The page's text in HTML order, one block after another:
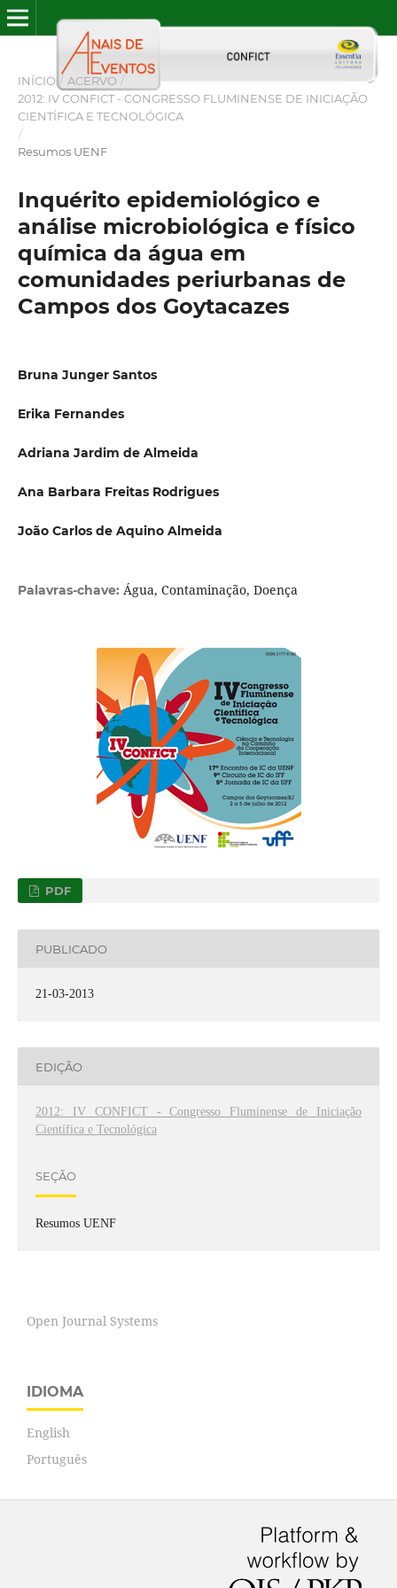
INÍCIO / ACERVO /
2012: IV CONFICT - CONGRESSO FLUMINENSE DE INICIAÇÃO
CIENTÍFICA E TECNOLÓGICA
/
Resumos UENF
Inquérito epidemiológico e
análise microbiológica e físico
química da água em
comunidades periurbanas de
Campos dos Goytacazes
Bruna Junger Santos
Erika Fernandes
Adriana Jardim de Almeida
Ana Barbara Freitas Rodrigues
João Carlos de Aquino Almeida
Palavras-chave: Água, Contaminação, Doença
PDF
PUBLICADO
21-03-2013
EDIÇÃO
2012: IV CONFICT - Congresso Fluminense de Iniciação
Científica e Tecnológica
SEÇÃO
Resumos UENF
Open Journal Systems
IDIOMA
English
Português